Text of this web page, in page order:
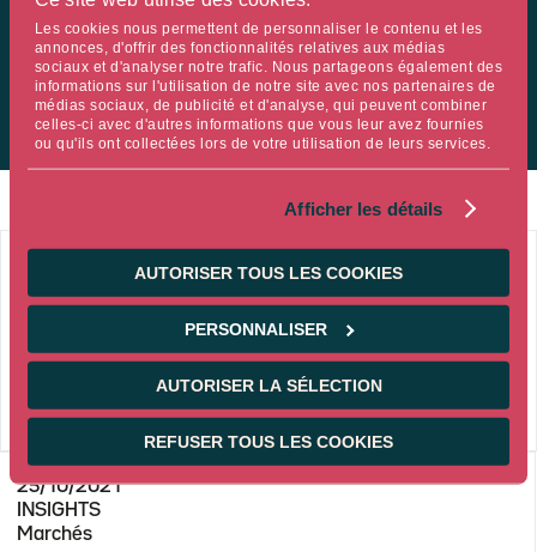
Les cookies nous permettent de personnaliser le contenu et les
annonces, d'offrir des fonctionnalités relatives aux médias
sociaux et d'analyser notre trafic. Nous partageons également des
informations sur l'utilisation de notre site avec nos partenaires de
médias sociaux, de publicité et d'analyse, qui peuvent combiner
celles-ci avec d'autres informations que vous leur avez fournies
ou qu'ils ont collectées lors de votre utilisation de leurs services.
Afficher les détails
AUTORISER TOUS LES COOKIES
PERSONNALISER
AUTORISER LA SÉLECTION
REFUSER TOUS LES COOKIES
Lire l’article et écouter le podcast
RSE / ESG
Ostrum AM poursuit sa lutte contre le
réchauffement climatique
25/10/2021
INSIGHTS
Marchés